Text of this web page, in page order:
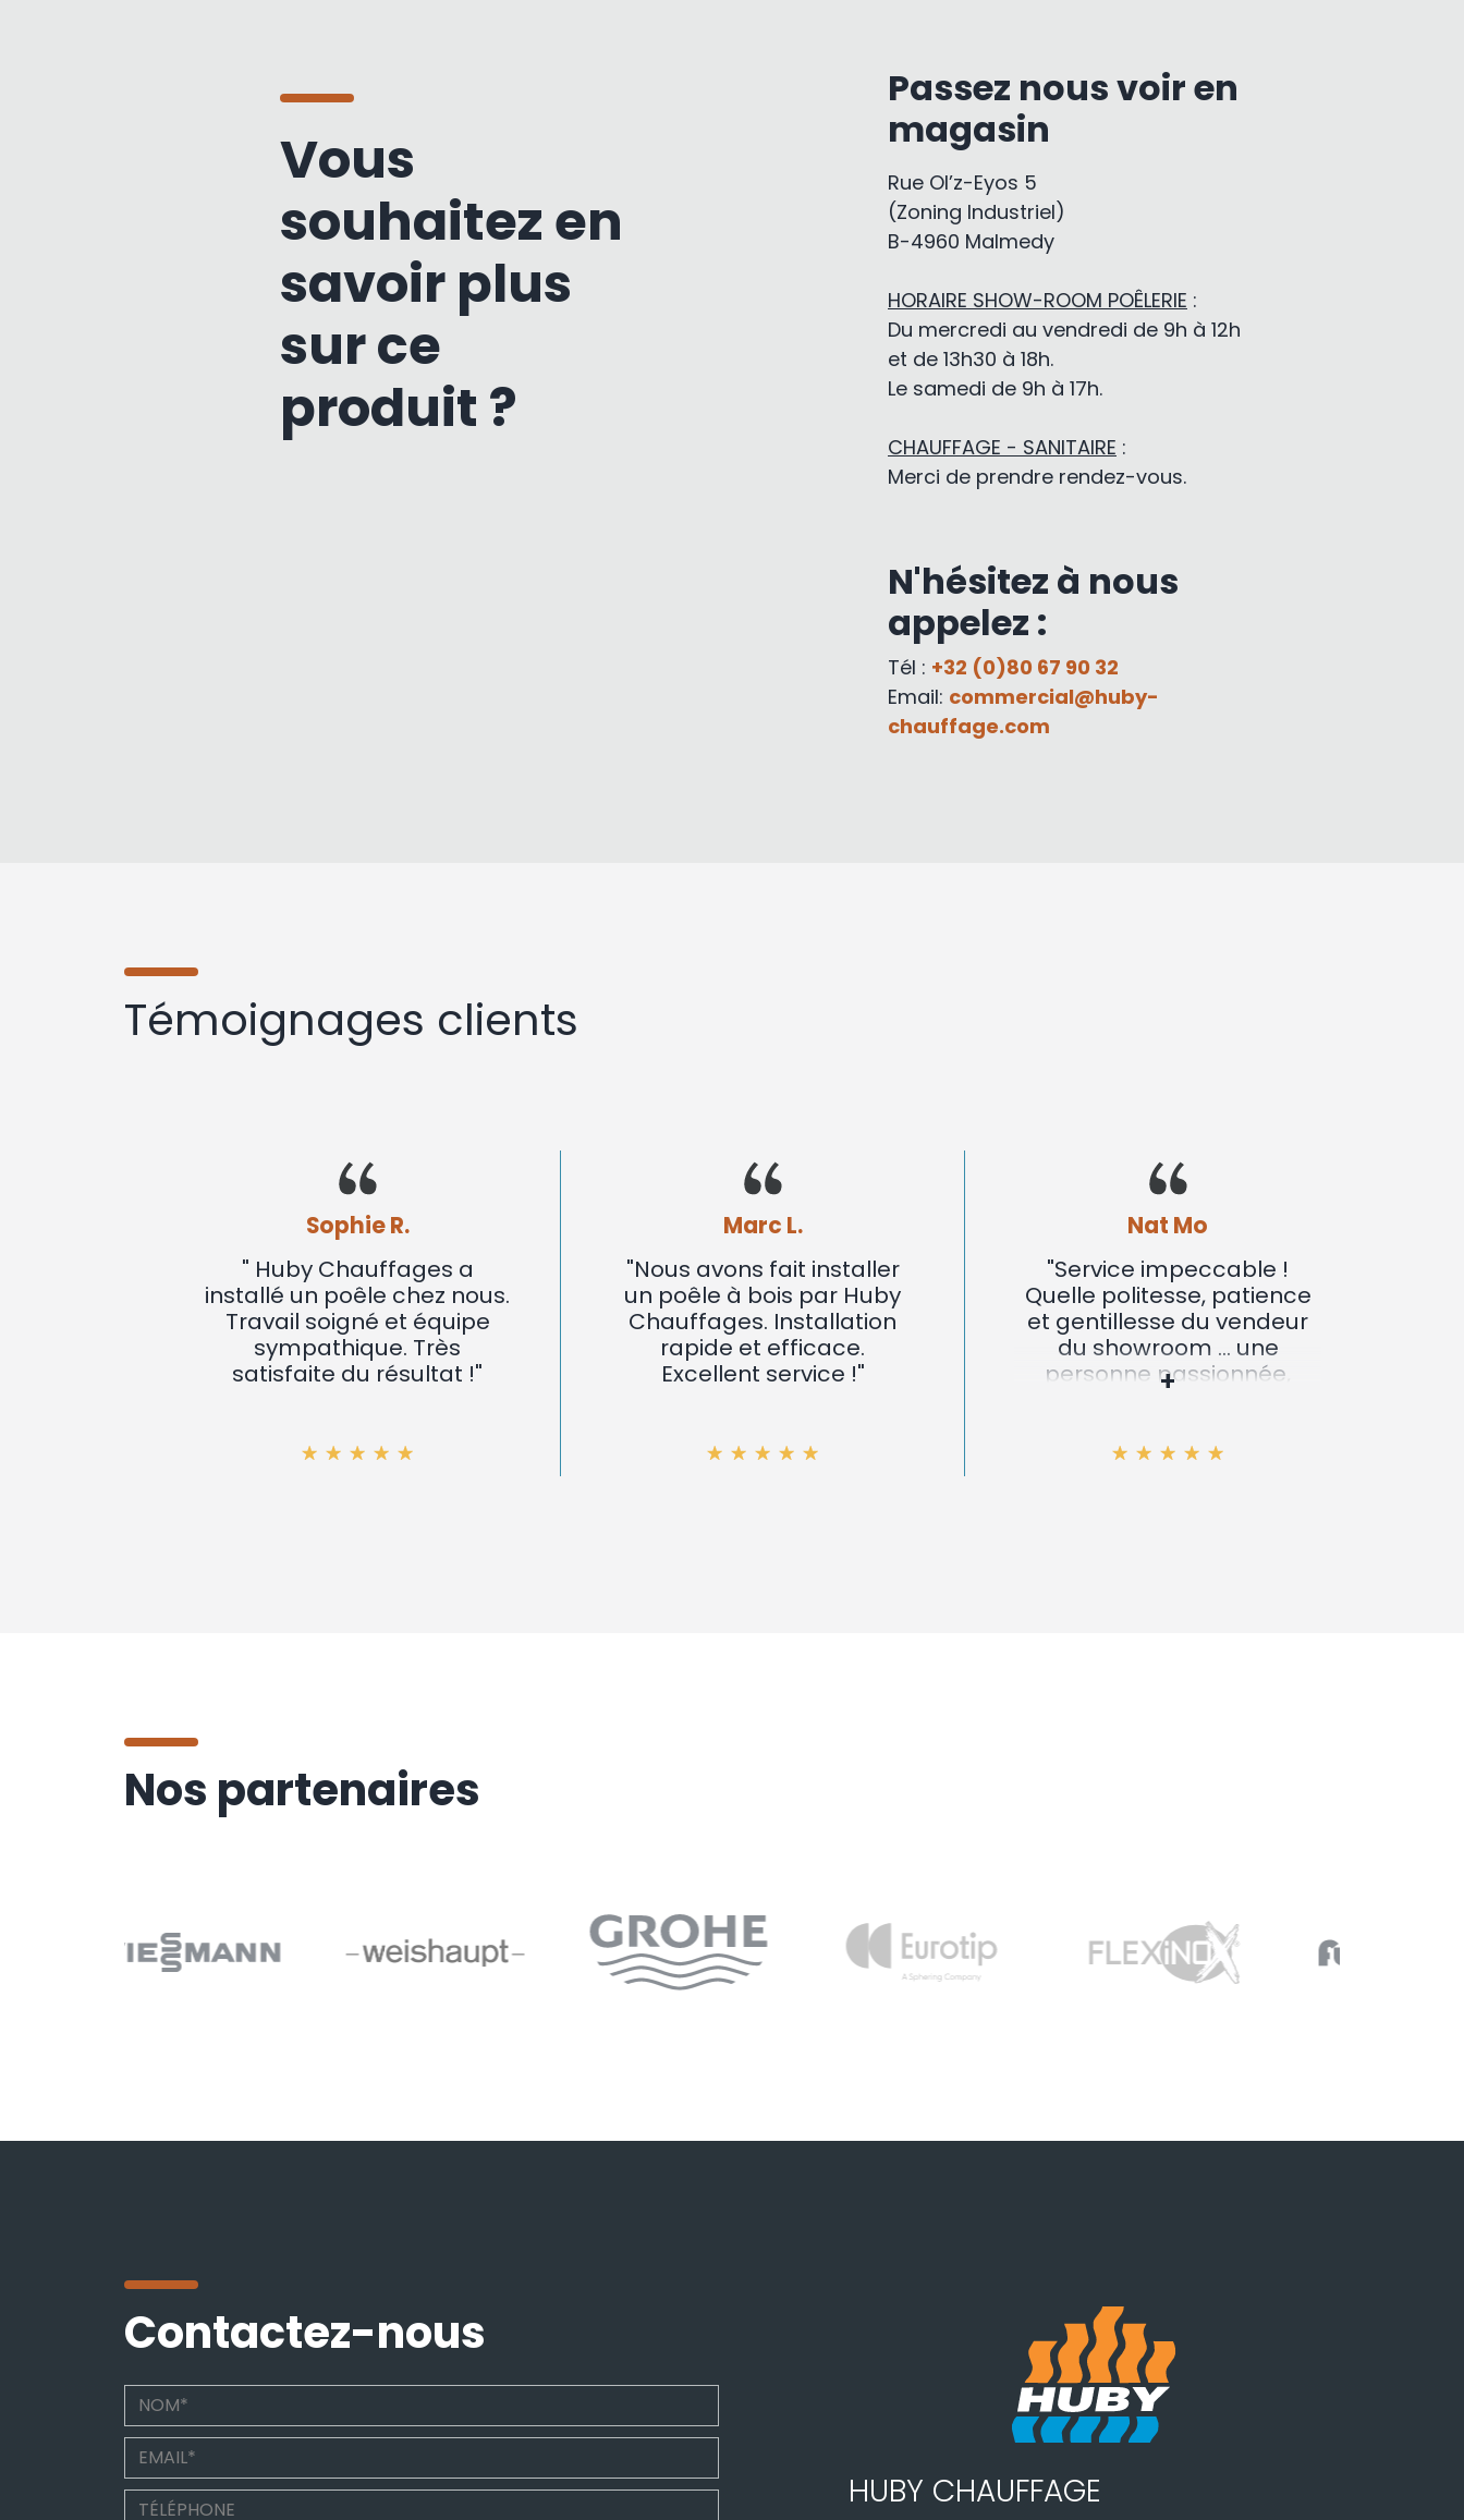
Vous
souhaitez en
savoir plus
sur ce
produit ?
Passez nous voir en
magasin
Rue Ol’z-Eyos 5
(Zoning Industriel)
B-4960 Malmedy
HORAIRE SHOW-ROOM POÊLERIE :
Du mercredi au vendredi de 9h à 12h
et de 13h30 à 18h.
Le samedi de 9h à 17h.
CHAUFFAGE - SANITAIRE :
Merci de prendre rendez-vous.
N'hésitez à nous
appelez :
Tél : +32 (0)80 67 90 32
Email: commercial@huby-
chauffage.com
Témoignages clients
Sophie R.
" Huby Chauffages a
installé un poêle chez nous.
Travail soigné et équipe
sympathique. Très
satisfaite du résultat !"
Marc L.
"Nous avons fait installer
un poêle à bois par Huby
Chauffages. Installation
rapide et efficace.
Excellent service !"
Nat Mo
"Service impeccable !
Quelle politesse, patience
et gentillesse du vendeur
du showroom ... une
personne passionnée,
tous les niveaux, du
+
Nos partenaires
Contactez-nous
HUBY CHAUFFAGE